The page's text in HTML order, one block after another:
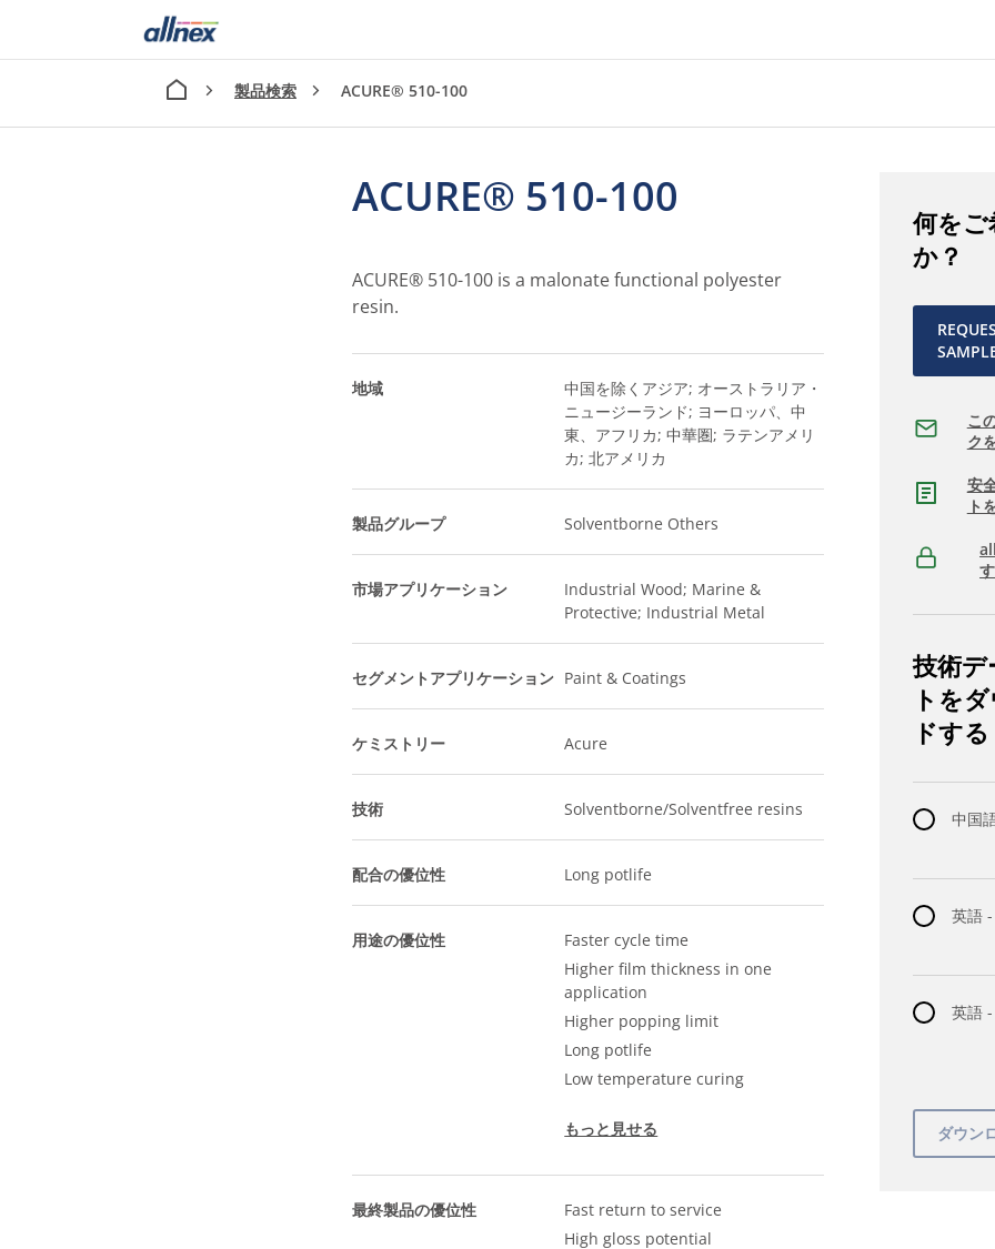
製品検索 ACURE® 510-100
ACURE® 510-100
ACURE® 510-100 is a malonate functional polyester
resin.
地域
中国を除くアジア; オーストラリア・
ニュージーランド; ヨーロッパ、中
東、アフリカ; 中華圏; ラテンアメリ
カ; 北アメリカ
製品グループ Solventborne Others
市場アプリケーション
Industrial Wood; Marine &
Protective; Industrial Metal
セグメントアプリケーション Paint & Coatings
ケミストリー Acure
技術 Solventborne/Solventfree resins
配合の優位性 Long potlife
用途の優位性
Faster cycle time
Higher film thickness in one
application
Higher popping limit
Long potlife
Low temperature curing
もっと見せる
最終製品の優位性
Fast return to service
High gloss potential
何をご
か？
こ
ク
安
ト
技術デ
トを
ドする
中国
英語
英語